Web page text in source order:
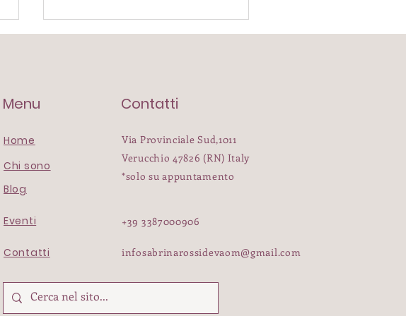
"Pensavo fosse un calesse
e invece era Amore"
Menu Contatti
Home
Chi sono
Blog
Via Provinciale Sud,1011
Verucchio 47826 (RN) Italy
*solo su appuntamento
Eventi +39 3387000906
Contatti infosabrinarossidevaom@gmail.com